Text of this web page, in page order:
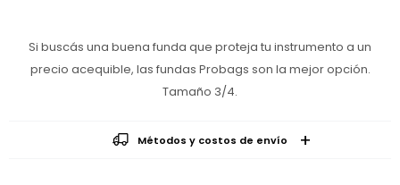
Si buscás una buena funda que proteja tu instrumento a un
precio acequible, las fundas Probags son la mejor opción.
Tamaño 3/4.
Métodos y costos de envío